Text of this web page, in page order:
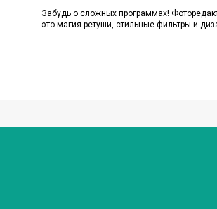
Забудь о сложных программах!
это магия ретуши, стильные фильтры и